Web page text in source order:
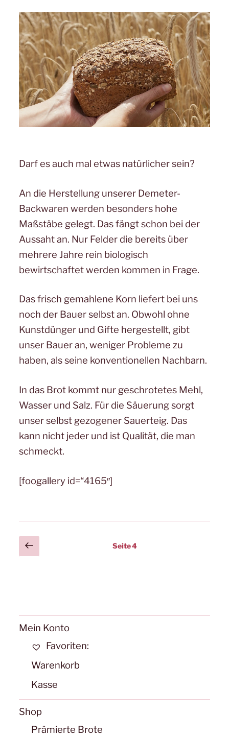
Darf es auch mal etwas natürlicher sein?
An die Herstellung unserer Demeter-
Backwaren werden besonders hohe
Maßstäbe gelegt. Das fängt schon bei der
Aussaht an. Nur Felder die bereits über
mehrere Jahre rein biologisch
bewirtschaftet werden kommen in Frage.
Das frisch gemahlene Korn liefert bei uns
noch der Bauer selbst an. Obwohl ohne
Kunstdünger und Gifte hergestellt, gibt
unser Bauer an, weniger Probleme zu
haben, als seine konventionellen Nachbarn.
In das Brot kommt nur geschrotetes Mehl,
Wasser und Salz. Für die Säuerung sorgt
unser selbst gezogener Sauerteig. Das
kann nicht jeder und ist Qualität, die man
schmeckt.
[foogallery id=“4165″]
Posts
pagination
Vorherige
Seite
Seite4
Mein Konto
Favoriten:
Warenkorb
Kasse
Shop
Prämierte Brote